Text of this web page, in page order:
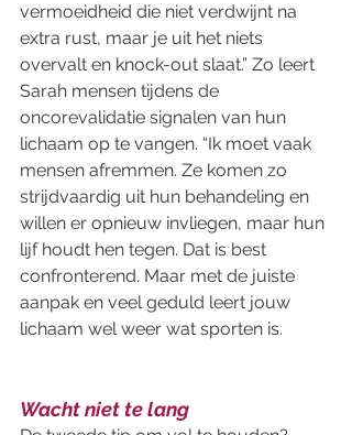
vermoeidheid die niet verdwijnt na
extra rust, maar je uit het niets
overvalt en knock-out slaat.” Zo leert
Sarah mensen tijdens de
oncorevalidatie signalen van hun
lichaam op te vangen. “Ik moet vaak
mensen afremmen. Ze komen zo
strijdvaardig uit hun behandeling en
willen er opnieuw invliegen, maar hun
lijf houdt hen tegen. Dat is best
confronterend. Maar met de juiste
aanpak en veel geduld leert jouw
lichaam wel weer wat sporten is.
Wacht niet te lang